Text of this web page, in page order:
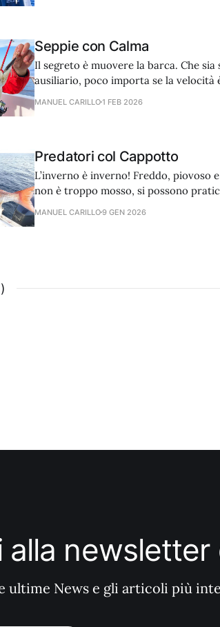
Seppie con Calma
Il segreto è muovere la barca. Che
ausiliario, poco importa se la velocità
MANUEL CARILLO1 FEB 2026
Predatori col Cappotto
L’inverno è inverno! Freddo, piovoso
non è troppo mosso, si possono
MANUEL CARILLO9 GEN 2026
)
alla
ultime News e gli articoli più